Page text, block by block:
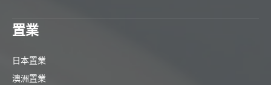
置業
日本置業
澳洲置業